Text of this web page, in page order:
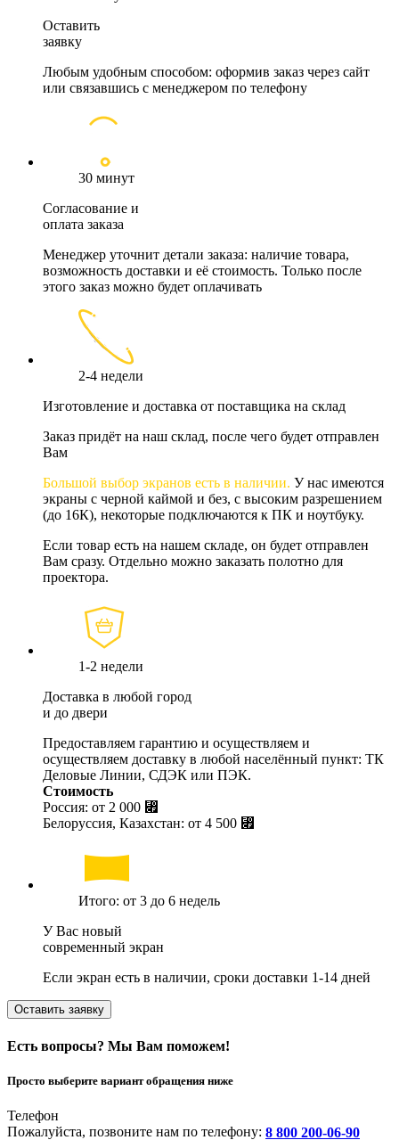
Оставить
заявку
Любым удобным способом: оформив заказ через сайт
или связавшись с менеджером по телефону
30 минут
Согласование и
оплата заказа
Менеджер уточнит детали заказа: наличие товара,
возможность доставки и её стоимость. Только после
этого заказ можно будет оплачивать
2-4 недели
Изготовление и доставка от поставщика на склад
Заказ придёт на наш склад, после чего будет отправлен
Вам
Большой выбор экранов есть в наличии. У нас имеются
экраны с черной каймой и без, с высоким разрешением
(до 16К), некоторые подключаются к ПК и ноутбуку.
Если товар есть на нашем складе, он будет отправлен
Вам сразу. Отдельно можно заказать полотно для
проектора.
1-2 недели
Доставка в любой город
и до двери
Предоставляем гарантию и осуществляем и
осуществляем доставку в любой населённый пункт: ТК
Деловые Линии, СДЭК или ПЭК.
Стоимость
Россия: от 2 000 ⃏
Белоруссия, Казахстан: от 4 500 ⃏
Итого: от 3 до 6 недель
У Вас новый
современный экран
Если экран есть в наличии, сроки доставки 1-14 дней
Оставить заявку
Есть вопросы? Мы Вам поможем!
Просто выберите вариант обращения ниже
Телефон
Пожалуйста, позвоните нам по телефону: 8 800 200-06-90